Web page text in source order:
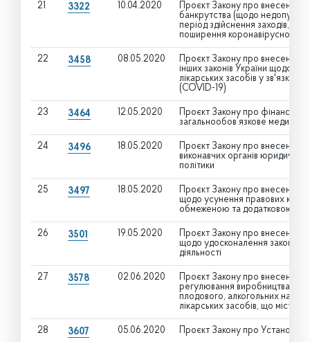
21 3322 10.04.2020
Проєкт Закону про внесення
банкрутства (щодо
період здійснення заходів,
поширення коронавірусної
22 3458 08.05.2020
Проєкт Закону про внесення
інших законів України щодо
лікарських засобів у зв'язку
(COVID-19)
23 3464 12.05.2020
Проєкт Закону про фінансове
загальнообов’язкове медичне
24 3496 18.05.2020
Проєкт Закону про внесення
виконавчих органів юридичних
політики
25 3497 18.05.2020
Проєкт Закону про внесення
щодо усунення правових
обмеженою та додатковою
26 3501 19.05.2020
Проєкт Закону про внесення
щодо удосконалення
діяльності
27 3578 02.06.2020
Проєкт Закону про внесення
регулювання виробництва і
плодового, алкогольних
лікарських засобів, що
28 3607 05.06.2020 Проєкт Закону про Установу